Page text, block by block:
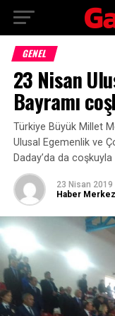
GENEL
23 Nisan
Bayramı
Türkiye Büyük Millet
Ulusal Egemenlik ve
Daday’da da coşkuyla
23 Nisan 2019
Haber